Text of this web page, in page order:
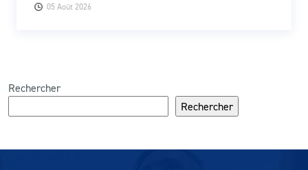
05 Août 2026
Rechercher
Rechercher